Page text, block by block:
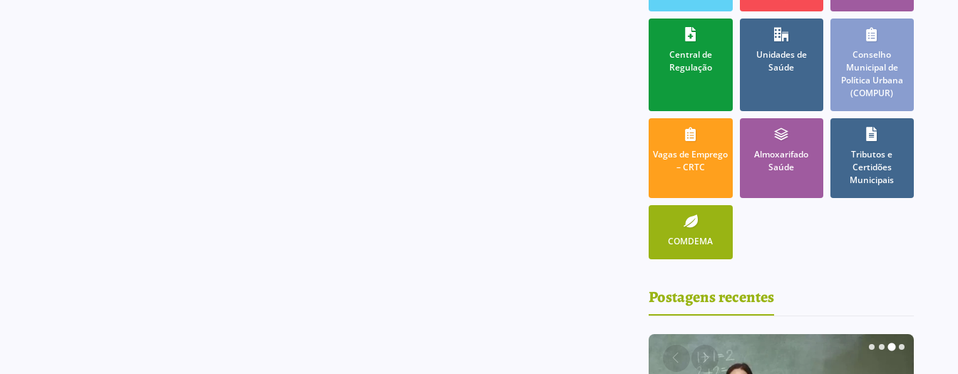
Central de
Regulação
Unidades de
Saúde
Conselho
Municipal de
Política Urbana
(COMPUR)
Vagas de Emprego
– CRTC
Almoxarifado
Saúde
Tributos e
Certidões
Municipais
COMDEMA
Postagens recentes